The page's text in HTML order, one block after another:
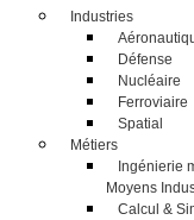
Industries
Défense
Nucléaire
Ferroviaire
Spatial
Métiers
Ingénierie
Moyens
Calcul &